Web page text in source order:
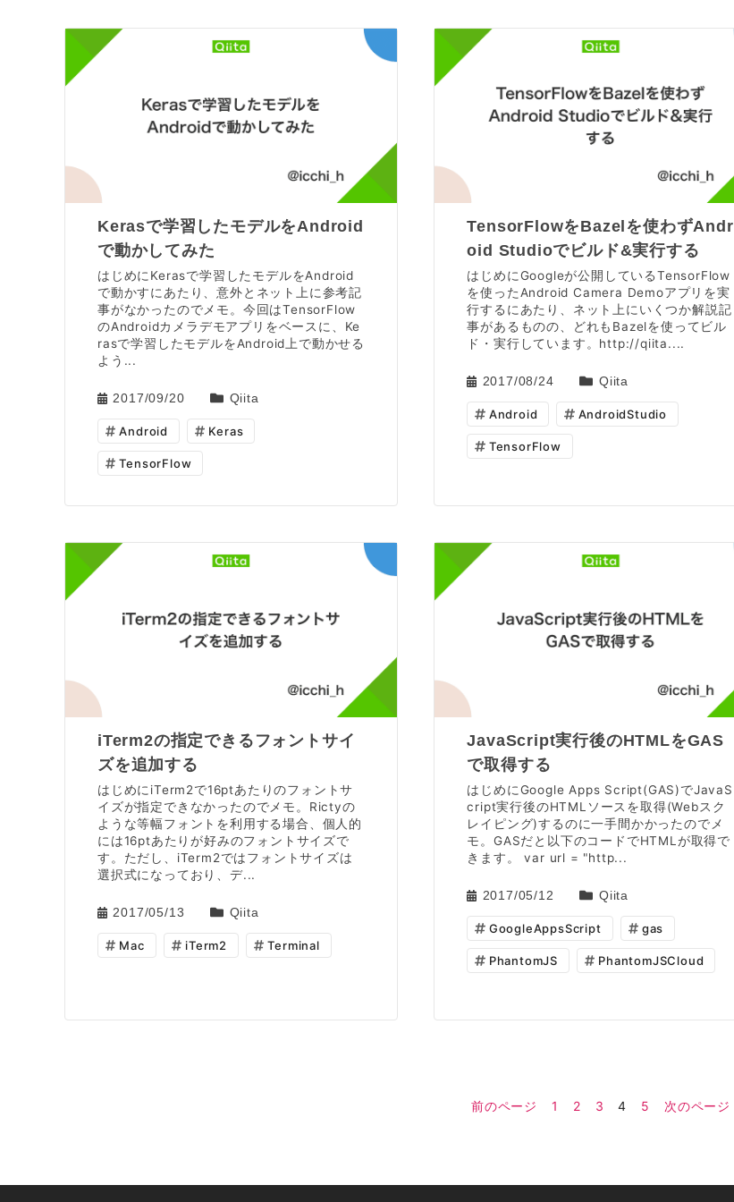
Kerasで学習したモデルをAndroid
で動かしてみた
はじめにKerasで学習したモデルをAndroid
で動かすにあたり、意外とネット上に参考記
事がなかったのでメモ。今回はTensorFlow
のAndroidカメラデモアプリをベースに、Ke
rasで学習したモデルをAndroid上で動かせる
よう...
2017/09/20 Qiita
Android Keras
TensorFlow
TensorFlowをBazelを使わずAndr
oid Studioでビルド&実行する
はじめにGoogleが公開しているTensorFlow
を使ったAndroid Camera Demoアプリを実
行するにあたり、ネット上にいくつか解説記
事があるものの、どれもBazelを使ってビル
ド・実行しています。http://qiita....
2017/08/24 Qiita
Android AndroidStudio
TensorFlow
iTerm2の指定できるフォントサイ
ズを追加する
はじめにiTerm2で16ptあたりのフォントサ
イズが指定できなかったのでメモ。Rictyの
ような等幅フォントを利用する場合、個人的
には16ptあたりが好みのフォントサイズで
す。ただし、iTerm2ではフォントサイズは
選択式になっており、デ...
2017/05/13 Qiita
Mac iTerm2 Terminal
JavaScript実行後のHTMLをGAS
で取得する
はじめにGoogle Apps Script(GAS)でJavaS
cript実行後のHTMLソースを取得(Webスク
レイピング)するのに一手間かかったのでメ
モ。GASだと以下のコードでHTMLが取得で
きます。 var url = "http...
2017/05/12 Qiita
GoogleAppsScript gas
PhantomJS PhantomJSCloud
前のページ 1 2 3 4 5 次のページ